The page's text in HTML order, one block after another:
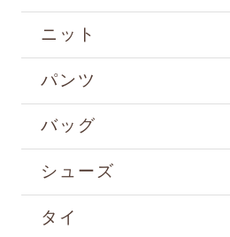
ニット
パンツ
バッグ
シューズ
タイ